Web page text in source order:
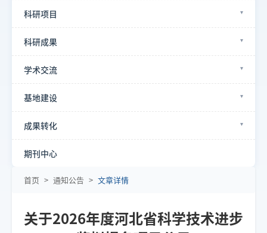
科研项目
科研成果
学术交流
基地建设
成果转化
期刊中心
首页 > 通知公告 > 文章详情
关于2026年度河北省科学技术进步